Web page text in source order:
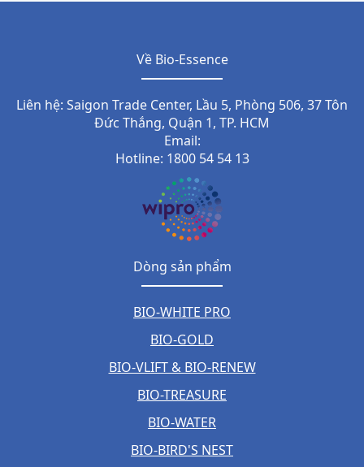
Về Bio-Essence
Liên hệ: Saigon Trade Center, Lầu 5, Phòng 506, 37 Tôn
Đức Thắng, Quận 1, TP. HCM
Email:
Hotline: 1800 54 54 13
Dòng sản phẩm
BIO-WHITE PRO
BIO-GOLD
BIO-VLIFT & BIO-RENEW
BIO-TREASURE
BIO-WATER
BIO-BIRD'S NEST